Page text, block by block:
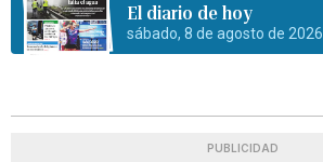
El diario de hoy
sábado, 8 de agosto de 2026
PUBLICIDAD